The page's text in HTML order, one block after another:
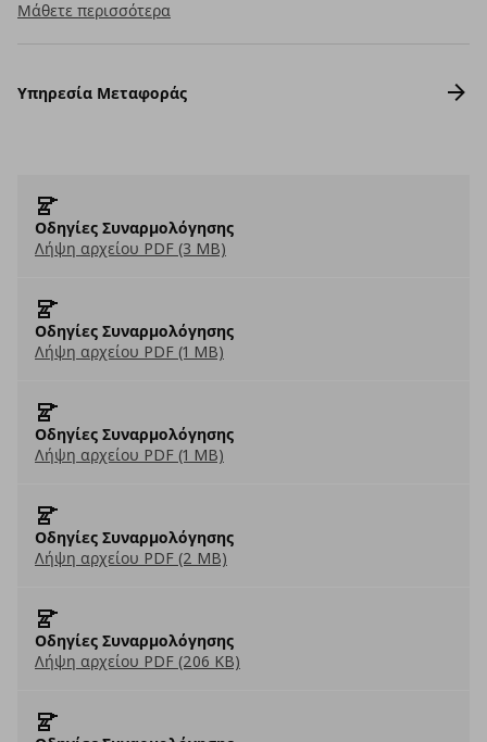
Μάθετε περισσότερα
Υπηρεσία Μεταφοράς
Οδηγίες Συναρμολόγησης
Λήψη αρχείου PDF (3 MB)
Οδηγίες Συναρμολόγησης
Λήψη αρχείου PDF (1 MB)
Οδηγίες Συναρμολόγησης
Λήψη αρχείου PDF (1 MB)
Οδηγίες Συναρμολόγησης
Λήψη αρχείου PDF (2 MB)
Οδηγίες Συναρμολόγησης
Λήψη αρχείου PDF (206 KB)